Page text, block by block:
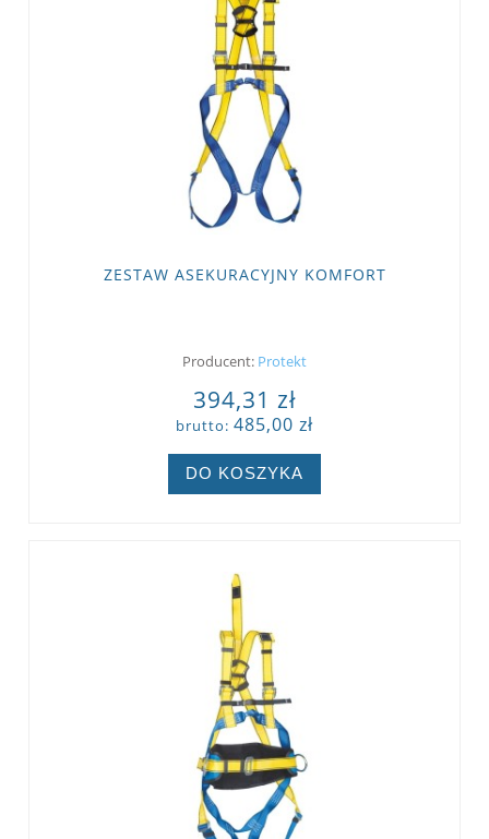
ZESTAW ASEKURACYJNY KOMFORT
Producent: Protekt
394,31 zł
brutto: 485,00 zł
DO KOSZYKA